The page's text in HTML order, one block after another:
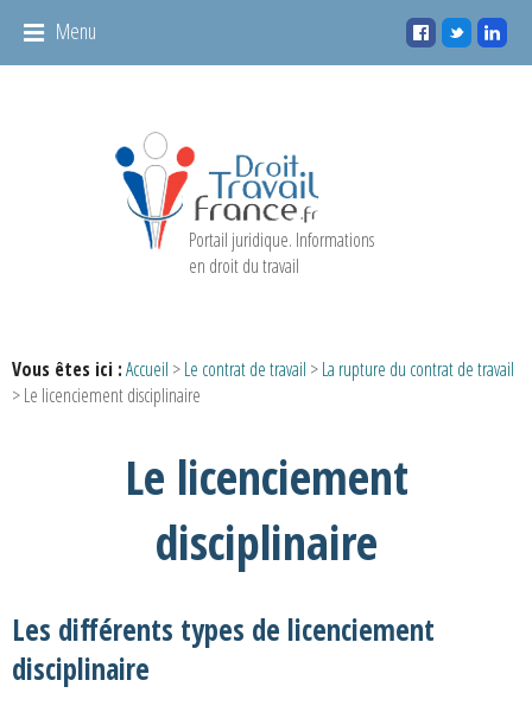
Menu
Portail juridique. Informations
en droit du travail
Vous êtes ici :Accueil >Le contrat de travail >La rupture du contrat de travail
> Le licenciement disciplinaire
Le licenciement
disciplinaire
Les différents types de licenciement
disciplinaire